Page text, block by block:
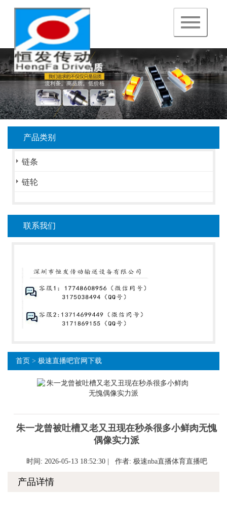
navigation
产品类别
链条
链轮
联系我们
首页 > 极速直播吧官网下载
朱一龙曾被吐槽又老又丑现在秒杀很多小鲜肉无愧
偶像实力派
时间: 2026-05-13 18:52:30 | 作者: 极速nba直播体育直播吧
产品详情